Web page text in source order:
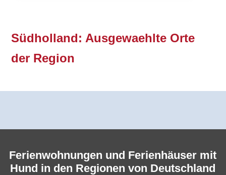
Südholland: Ausgewaehlte Orte
der Region
Ferienwohnungen und Ferienhäuser mit
Hund in den Regionen von Deutschland